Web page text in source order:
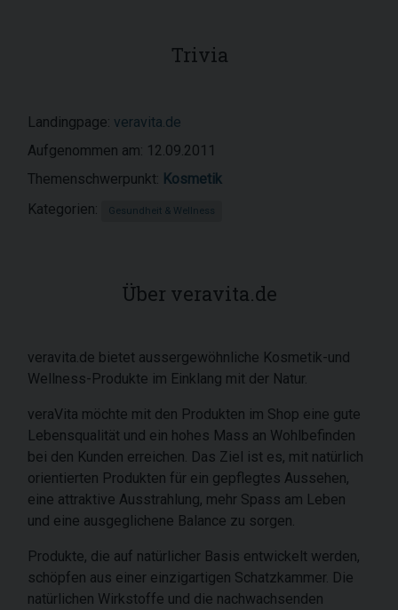
Trivia
Landingpage: veravita.de
Aufgenommen am: 12.09.2011
Themenschwerpunkt: Kosmetik
Kategorien:
Gesundheit & Wellness
Über veravita.de
veravita.de bietet aussergewöhnliche Kosmetik-und
Wellness-Produkte im Einklang mit der Natur.
veraVita möchte mit den Produkten im Shop eine gute
Lebensqualität und ein hohes Mass an Wohlbefinden
bei den Kunden erreichen. Das Ziel ist es, mit natürlich
orientierten Produkten für ein gepflegtes Aussehen,
eine attraktive Ausstrahlung, mehr Spass am Leben
und eine ausgeglichene Balance zu sorgen.
Produkte, die auf natürlicher Basis entwickelt werden,
schöpfen aus einer einzigartigen Schatzkammer. Die
natürlichen Wirkstoffe und die nachwachsenden